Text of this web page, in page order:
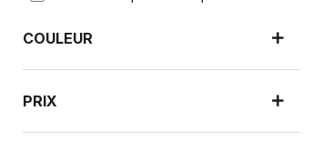
COULEUR
PRIX